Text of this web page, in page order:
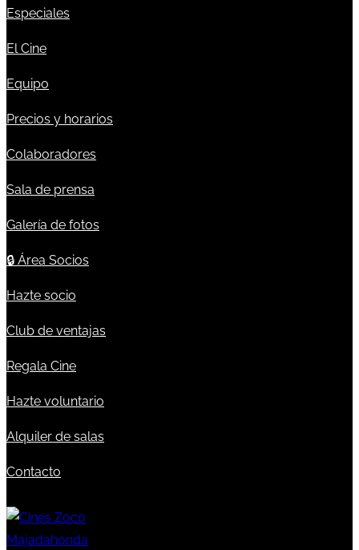
Especiales
El Cine
Equipo
Precios y horarios
Colaboradores
Sala de prensa
Galería de fotos
🔒 Área Socios
Hazte socio
Club de ventajas
Regala Cine
Hazte voluntario
Alquiler de salas
Contacto